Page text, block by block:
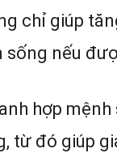
chỉ giúp
sống nếu
hợp mệnh
từ đó giúp